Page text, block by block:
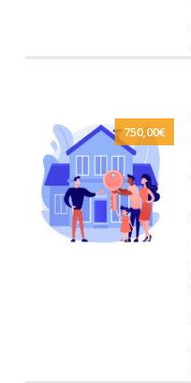
750,00€